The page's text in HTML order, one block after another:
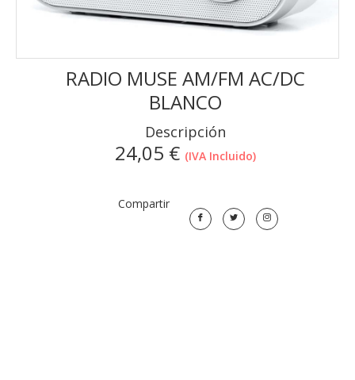
RADIO MUSE AM/FM AC/DC
BLANCO
Descripción
24,05 € (IVA Incluido)
Compartir